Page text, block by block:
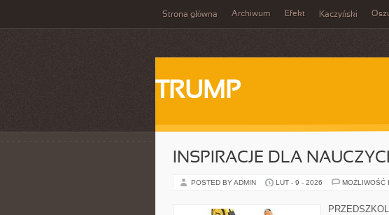
Strona główna Archiwum Efekt Kaczyński
TRUMP
INSPIRACJE DLA
POSTED BY ADMIN LUT - 9 - 2026 MOŻLIWOŚĆ